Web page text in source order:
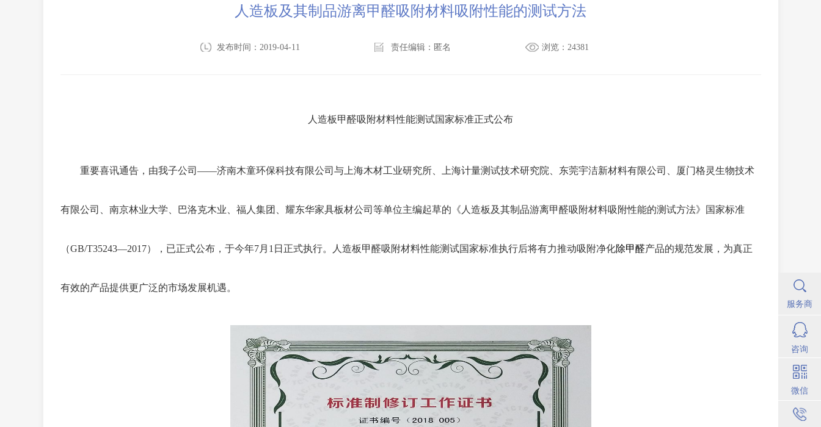
人造板及其制品游离甲醛吸附材料吸附性能的测试方法
发布时间：2019-04-11 责任编辑：匿名 浏览：24381
人造板甲醛吸附材料性能测试国家标准正式公布
重要喜讯通告，由我子公司 ——济南木童环保科技有限公司与上海木材工业研究所、上海计量测试技术研究院、东莞宇洁新材料有限公司、厦门格灵生物技术
有限公司、南京林业大学、巴洛克木业、福人集团、耀东华家具板材公司等单位主编起草的《人造板及其制品游离甲醛吸附材料吸附性能的测试方法》国家标准
（GB/T35243—2017），已正式公布，于今年7月1日正式执行。 人造板甲醛吸附材料性能测试国家标准执行后将有力推动吸附净化除甲醛产品的规范发展，为真正
有效的产品提供更广泛的市场发展机遇。
服务商
咨询
微信